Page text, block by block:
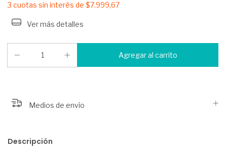
3 cuotas sin interés de $7.999,67
Ver más detalles
Medios de envío
Descripción